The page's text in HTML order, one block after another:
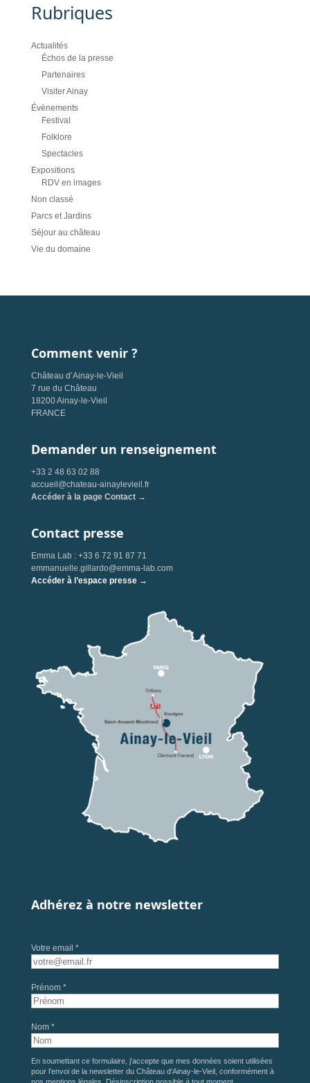
Rubriques
Actualités
Échos de la presse
Partenaires
Visiter Ainay
Évènements
Festival
Folklore
Spectacles
Expositions
RDV en images
Non classé
Parcs et Jardins
Séjour au château
Vie du domaine
Comment venir ?
Château d’Ainay-le-Vieil
7 rue du Château
18200 Ainay-le-Vieil
FRANCE
Demander un renseignement
+33 2 48 63 02 88
accueil@chateau-ainaylevieil.fr
Accéder à la page Contact →
Contact presse
Emma Lab : +33 6 72 91 87 71
emmanuelle.gillardo@emma-lab.com
Accéder à l’espace presse →
Adhérez à notre newsletter
Votre email *
Prénom *
Nom *
En soumettant ce formulaire, j'accepte que mes données soient utilisées
pour l'envoi de la newsletter du Château d'Ainay-le-Vieil, conformément à